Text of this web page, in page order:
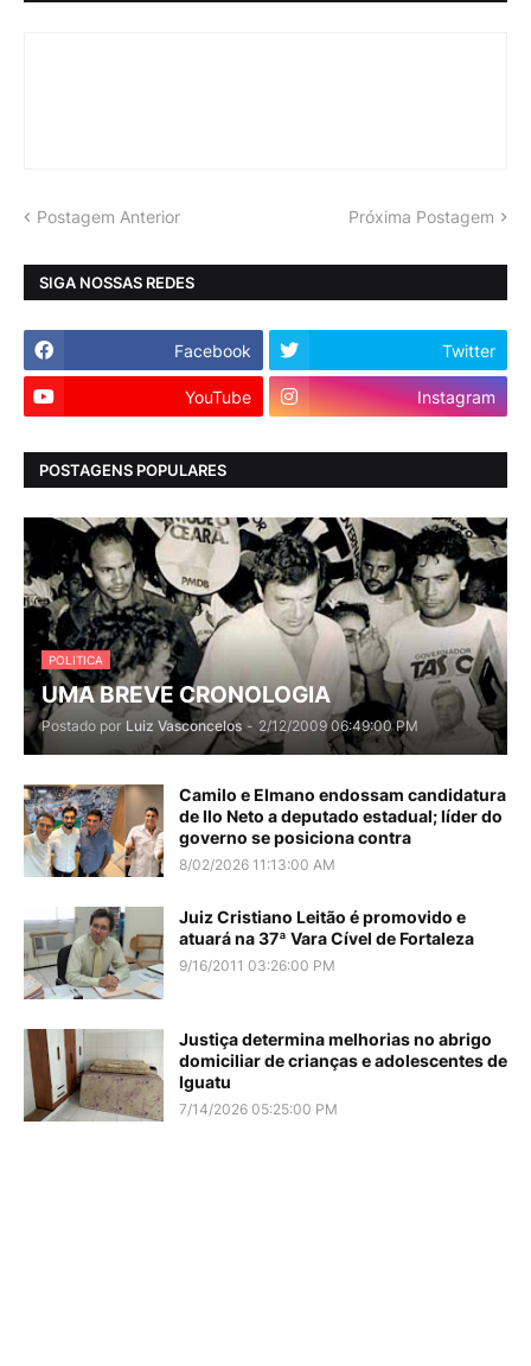
Postagem Anterior Próxima Postagem
SIGA NOSSAS REDES
Facebook Twitter
YouTube Instagram
POSTAGENS POPULARES
POLITICA
UMA BREVE CRONOLOGIA
Postado por Luiz Vasconcelos - 2/12/2009 06:49:00 PM
Camilo e Elmano endossam candidatura
de Ilo Neto a deputado estadual; líder do
governo se posiciona contra
8/02/2026 11:13:00 AM
Juiz Cristiano Leitão é promovido e
atuará na 37ª Vara Cível de Fortaleza
9/16/2011 03:26:00 PM
Justiça determina melhorias no abrigo
domiciliar de crianças e adolescentes de
Iguatu
7/14/2026 05:25:00 PM